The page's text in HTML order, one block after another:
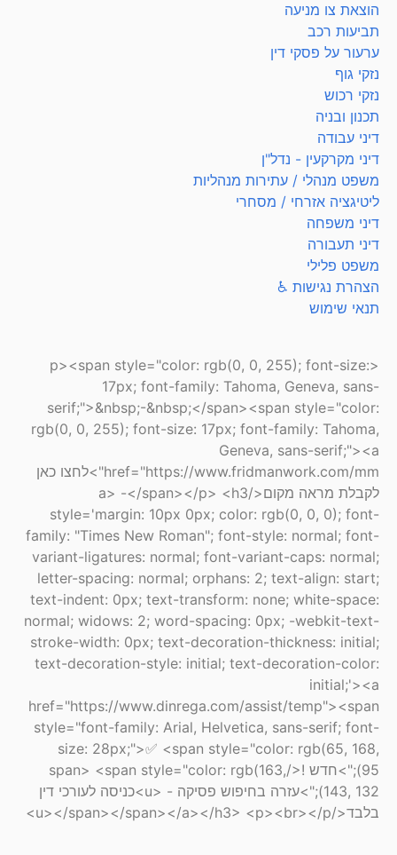
הוצאת צו מניעה
תביעות רכב
ערעור על פסקי דין
נזקי גוף
נזקי רכוש
תכנון ובניה
דיני עבודה
דיני מקרקעין - נדל"ן
משפט מנהלי / עתירות מנהליות
ליטיגציה אזרחי / מסחרי
דיני משפחה
דיני תעבורה
משפט פלילי
הצהרת נגישות ♿
תנאי שימוש
<p><span style="color: rgb(0, 0, 255); font-size:
17px; font-family: Tahoma, Geneva, sans-
serif;">&nbsp;-&nbsp;</span><span style="color:
rgb(0, 0, 255); font-size: 17px; font-family: Tahoma,
Geneva, sans-serif;"><a
href="https://www.fridmanwork.com/mm">לחצו כאן
לקבלת מראה מקום</a> -</span></p> <h3
style='margin: 10px 0px; color: rgb(0, 0, 0); font-
family: "Times New Roman"; font-style: normal; font-
variant-ligatures: normal; font-variant-caps: normal;
letter-spacing: normal; orphans: 2; text-align: start;
text-indent: 0px; text-transform: none; white-space:
normal; widows: 2; word-spacing: 0px; -webkit-text-
stroke-width: 0px; text-decoration-thickness: initial;
text-decoration-style: initial; text-decoration-color:
initial;'><a
href="https://www.dinrega.com/assist/temp"><span
style="font-family: Arial, Helvetica, sans-serif; font-
size: 28px;">✅ <span style="color: rgb(65, 168,
95);">חדש !</span> <span style="color: rgb(163,
143, 132);">עזרה בחיפוש פסיקה - <u>כניסה לעורכי דין
בלבד</u></span></span></a></h3> <p><br></p>